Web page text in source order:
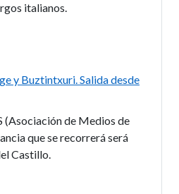
italianos.
y Buztintxuri. Salida desde
(Asociación de Medios de
que se recorrerá será
Castillo.